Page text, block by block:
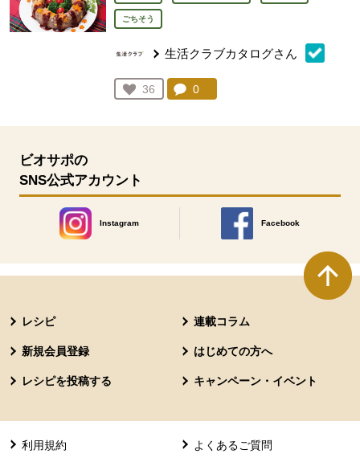
ごちそう
生活クラブカタログさん
お気に入り登録：
36
人が登録
コメント：
0
ビオサポの
SNS公式アカウント
Instagram
別のウィンドウで開きます。
Facebook
別のウィンドウで開きます
レシピ 連載コラム
新規会員登録 はじめての方へ
レシピを投稿する キャンペーン・イベント
利用規約 よくあるご質問